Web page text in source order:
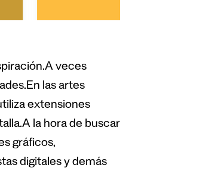
veces
las artes
extensiones
la hora de buscar
gráficos,
digitales y demás